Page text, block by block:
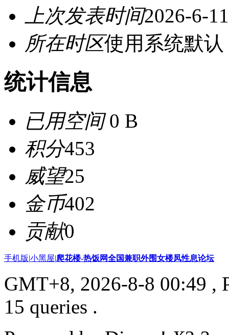
上次发表时间2026-6-
所在时区使用系统默认
统计信息
已用空间0 B
积分453
威望25
金币402
贡献0
手机版|小黑屋|爬花楼-热饭网全国兼职外围女楼凤性息论坛
GMT+8, 2026-8-8 00:49 ,
15 queries .